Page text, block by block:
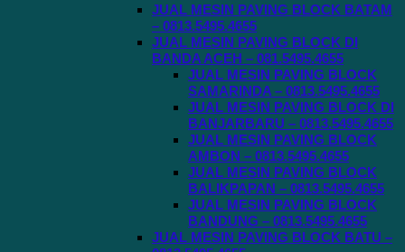
JUAL MESIN PAVING BLOCK BATAM
– 0813.5495.4655
JUAL MESIN PAVING BLOCK DI
BANDA ACEH – 081.5495.4655
JUAL MESIN PAVING BLOCK
SAMARINDA – 0813.5495.4655
JUAL MESIN PAVING BLOCK DI
BANJARBARU – 0813.5495.4655
JUAL MESIN PAVING BLOCK
AMBON – 0813.5495.4655
JUAL MESIN PAVING BLOCK
BALIKPAPAN – 0813.5495.4655
JUAL MESIN PAVING BLOCK
BANDUNG – 0813.5495.4655
JUAL MESIN PAVING BLOCK BATU –